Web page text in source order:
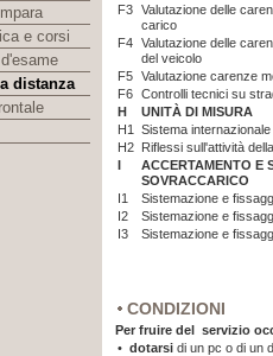
F3 Valutazione delle
carico
F4 Valutazione delle
del veicolo
F5 Valutazione carenze
F6 Controlli tecnici su
H
UNITÀ DI MISURA
H1
Sistema
H2 Riflessi sull'attività
I
ACCERTAMENTO E
SOVRACCARICO
I1
Sistemazione e
I2
Sistemazione e
I3
Sistemazione e
CONDIZIONI
Per fruire del servizio
• dotarsi di un pc o di un
e corsi
distanza